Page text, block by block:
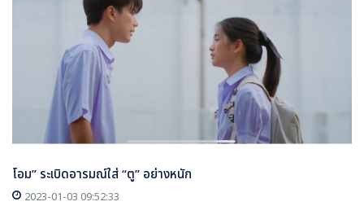
โอม” ระเบิดอารมณ์ใส่ “ตู” อย่างหนัก
2023-01-03 09:52:33